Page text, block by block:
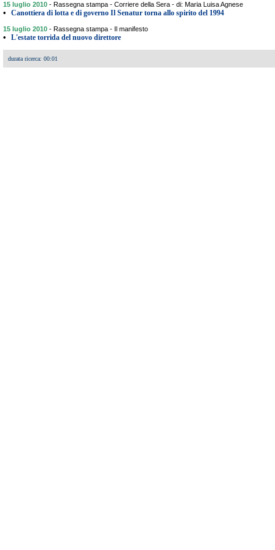
15 luglio 2010 - Rassegna stampa - Corriere della Sera - di: Maria Luisa Agnese
• Canottiera di lotta e di governo Il Senatur torna allo spirito del 1994
15 luglio 2010 - Rassegna stampa - Il manifesto
• L'estate torrida del nuovo direttore
durata ricerca: 00:01